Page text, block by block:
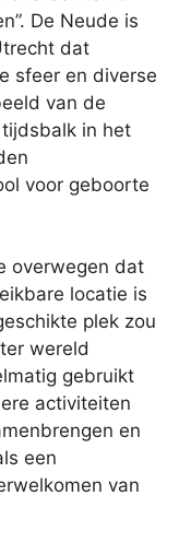
De Neude is
dat
sfeer en diverse
van de
in het
voor geboorte
overwegen dat
locatie is
plek zou
wereld
gebruikt
activiteiten
en
een
van